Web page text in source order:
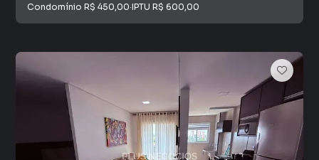
Condomínio R$ 450,00·IPTU R$ 600,00